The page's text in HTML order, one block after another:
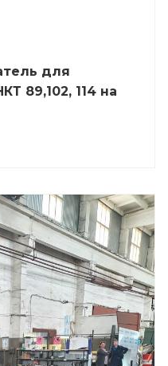
для
89,102, 114 на